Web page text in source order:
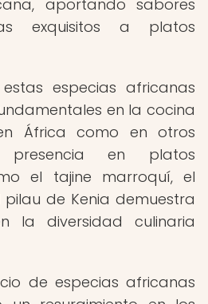
aportando sabores
exquisitos a platos
especias africanas
en la cocina
África como en otros
presencia en platos
el tajine marroquí, el
de Kenia demuestra
la diversidad culinaria
de especias africanas